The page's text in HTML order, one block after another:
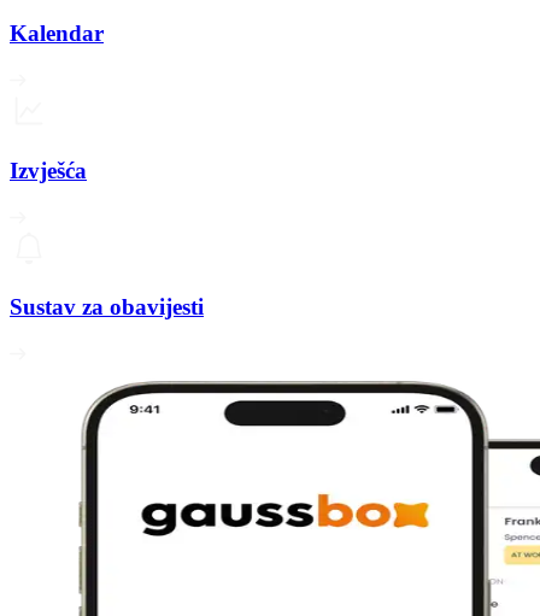
Kalendar
Izvješća
Sustav za obavijesti